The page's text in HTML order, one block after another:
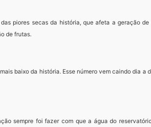
piores secas da história, que afeta a geração
de frutas.
baixo da história. Esse número vem caindo dia a
sempre foi fazer com que a água do